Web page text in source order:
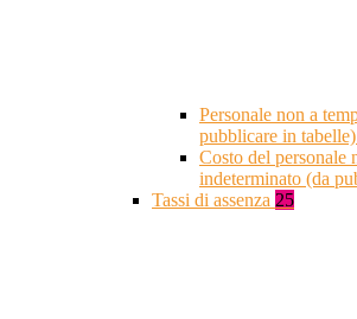
Personale non a
pubblicare in tabelle)
Costo del personale
indeterminato (da
Tassi di assenza 25